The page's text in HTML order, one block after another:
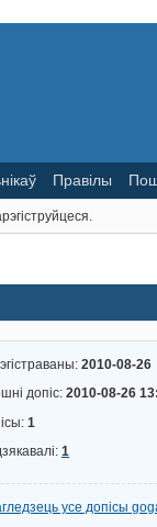
Правілы
2010-08-26
допіс: 2010-08-26
1
1
усе допісы